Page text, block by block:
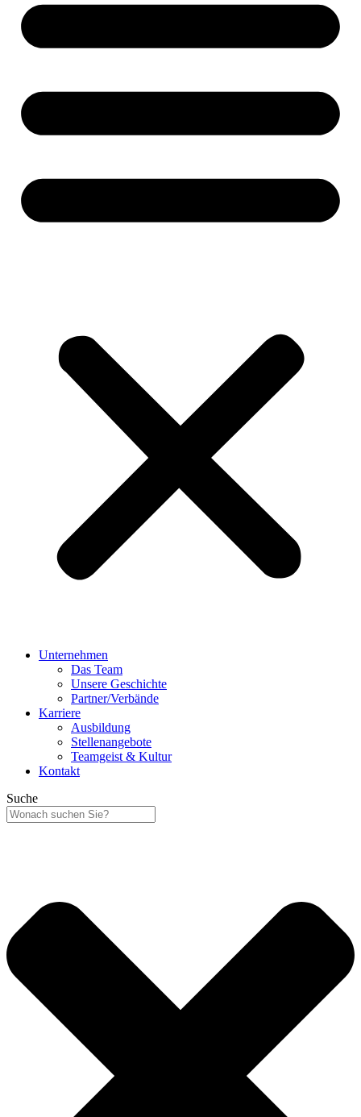
Unternehmen
Das Team
Unsere Geschichte
Partner/Verbände
Karriere
Ausbildung
Stellenangebote
Teamgeist & Kultur
Kontakt
Suche